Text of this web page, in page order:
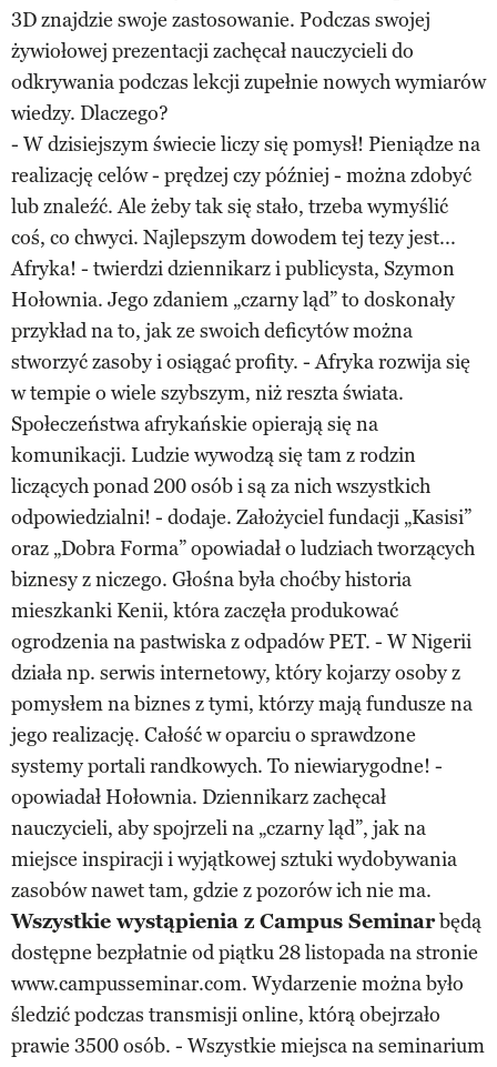
3D znajdzie swoje zastosowanie. Podczas swojej
żywiołowej prezentacji zachęcał nauczycieli do
odkrywania podczas lekcji zupełnie nowych wymiarów
wiedzy. Dlaczego?
- W dzisiejszym świecie liczy się pomysł! Pieniądze na
realizację celów - prędzej czy później - można zdobyć
lub znaleźć. Ale żeby tak się stało, trzeba wymyślić
coś, co chwyci. Najlepszym dowodem tej tezy jest...
Afryka! - twierdzi dziennikarz i publicysta, Szymon
Hołownia. Jego zdaniem „czarny ląd” to doskonały
przykład na to, jak ze swoich deficytów można
stworzyć zasoby i osiągać profity. - Afryka rozwija się
w tempie o wiele szybszym, niż reszta świata.
Społeczeństwa afrykańskie opierają się na
komunikacji. Ludzie wywodzą się tam z rodzin
liczących ponad 200 osób i są za nich wszystkich
odpowiedzialni! - dodaje. Założyciel fundacji „Kasisi”
oraz „Dobra Forma” opowiadał o ludziach tworzących
biznesy z niczego. Głośna była choćby historia
mieszkanki Kenii, która zaczęła produkować
ogrodzenia na pastwiska z odpadów PET. - W Nigerii
działa np. serwis internetowy, który kojarzy osoby z
pomysłem na biznes z tymi, którzy mają fundusze na
jego realizację. Całość w oparciu o sprawdzone
systemy portali randkowych. To niewiarygodne! -
opowiadał Hołownia. Dziennikarz zachęcał
nauczycieli, aby spojrzeli na „czarny ląd”, jak na
miejsce inspiracji i wyjątkowej sztuki wydobywania
zasobów nawet tam, gdzie z pozorów ich nie ma.
Wszystkie wystąpienia z Campus Seminarbędą
dostępne bezpłatnie od piątku 28 listopada na stronie
www.campusseminar.com. Wydarzenie można było
śledzić podczas transmisji online, którą obejrzało
prawie 3500 osób. - Wszystkie miejsca na seminarium